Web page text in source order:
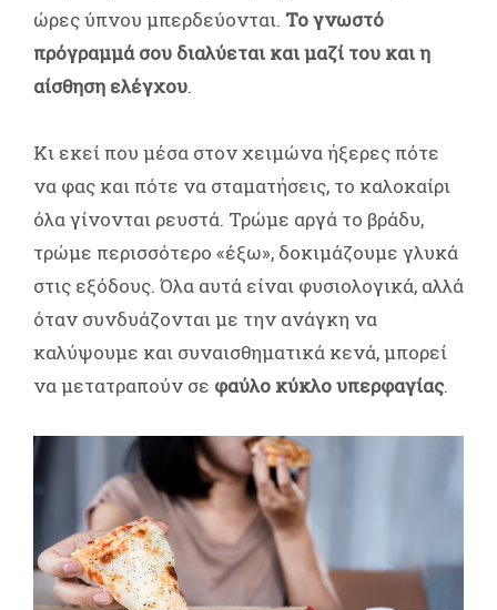
ώρες ύπνου μπερδεύονται. Το γνωστό
πρόγραμμά σου διαλύεται και μαζί του και η
αίσθηση ελέγχου.
Κι εκεί που μέσα στον χειμώνα ήξερες πότε
να φας και πότε να σταματήσεις, το καλοκαίρι
όλα γίνονται ρευστά. Τρώμε αργά το βράδυ,
τρώμε περισσότερο «έξω», δοκιμάζουμε γλυκά
στις εξόδους. Όλα αυτά είναι φυσιολογικά, αλλά
όταν συνδυάζονται με την ανάγκη να
καλύψουμε και συναισθηματικά κενά, μπορεί
να μετατραπούν σε φαύλο κύκλο υπερφαγίας.